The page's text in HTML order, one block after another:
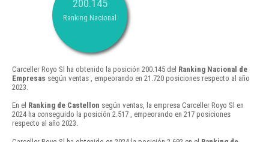
200.145
Ranking Nacional
Carceller Royo Sl ha obtenido la posición 200.145 del Ranking Nacional de
Empresas según ventas , empeorando en 21.720 posiciones respecto al año
2023.
En el Ranking de Castellon según ventas, la empresa Carceller Royo Sl en
2024 ha conseguido la posición 2.517 , empeorando en 217 posiciones
respecto al año 2023.